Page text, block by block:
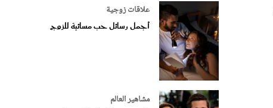
علاقات زوجية
أجمل رسائل حب مسائية للزوج
مشاهير العالم